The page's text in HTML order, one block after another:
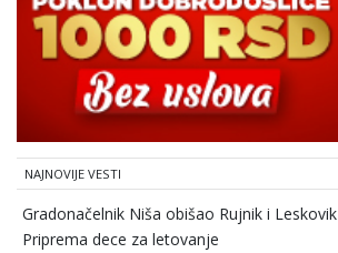
NAJNOVIJE VESTI
Gradonačelnik Niša obišao Rujnik i Leskovik
Priprema dece za letovanje